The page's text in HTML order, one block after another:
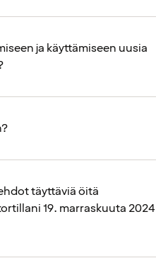
ja käyttämiseen uusia
täyttäviä öitä
19. marraskuuta 2024